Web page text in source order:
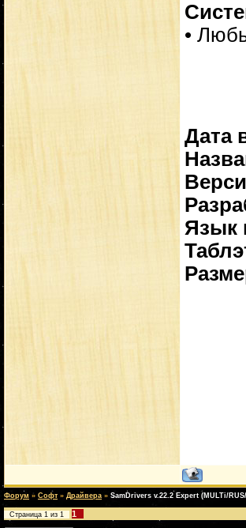
•
Дата
Язык
Форум » Софт » Драйвера » SamDrivers v.22.2 Expert (MULTi/
Страница 1 из 1 1